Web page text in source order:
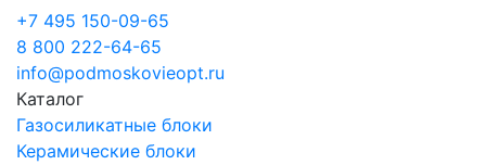
+7 495 150-09-65
8 800 222-64-65
info@podmoskovieopt.ru
Каталог
Газосиликатные блоки
Керамические блоки